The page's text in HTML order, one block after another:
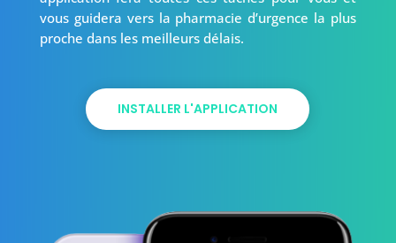
vous guidera vers la pharmacie d’urgence la plus
proche dans les meilleurs délais.
INSTALLER L'APPLICATION